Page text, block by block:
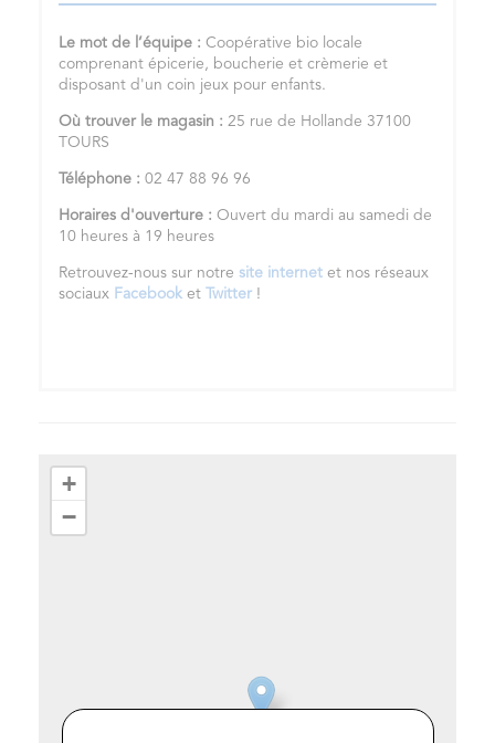
Le mot de l’équipe : Coopérative bio locale
comprenant épicerie, boucherie et crèmerie et
disposant d'un coin jeux pour enfants.
Où trouver le magasin : 25 rue de Hollande 37100
TOURS
Téléphone : 02 47 88 96 96
Horaires d'ouverture : Ouvert du mardi au samedi de
10 heures à 19 heures
Retrouvez-nous sur notre site internet et nos réseaux
sociaux Facebook et Twitter !
+
−